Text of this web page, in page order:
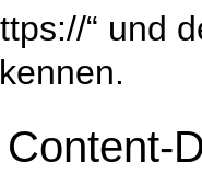
“ und